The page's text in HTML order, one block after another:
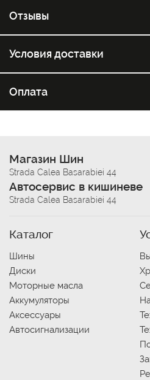
Отзывы
Условия доставки
Оплата
Магазин Шин
Strada Calea Basarabiei 44
Автосервис в кишиневе
Strada Calea Basarabiei 44
Каталог
Шины
Диски
Моторные масла
Аккумуляторы
Аксессуары
Автосигнализации